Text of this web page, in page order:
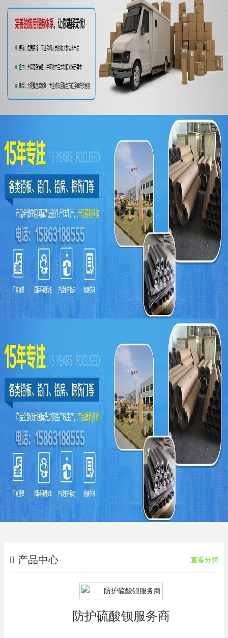
产品中心 查看分类
防护硫酸钡服务商